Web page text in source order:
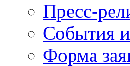
Пресс-
События
Форма